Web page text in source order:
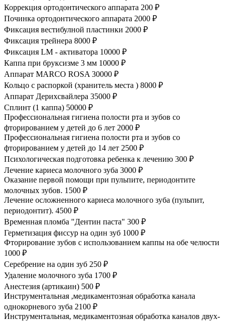
Коррекция ортодонтического аппарата 200 ₽
Починка ортодонтического аппарата 2000 ₽
Фиксация вестибулной пластинки 2000 ₽
Фиксация трейнера 8000 ₽
Фиксация LM - активатора 10000 ₽
Каппа при бруксизме 3 мм 10000 ₽
Аппарат MARCO ROSA 30000 ₽
Кольцо с распоркой (хранитель места ) 8000 ₽
Аппарат Дерихсвайлера 35000 ₽
Сплинт (1 каппа) 50000 ₽
Профессиональная гигиена полости рта и зубов со
фторированием у детей до 6 лет 2000 ₽
Профессиональная гигиена полости рта и зубов со
фторированием у детей до 14 лет 2500 ₽
Психологическая подготовка ребенка к лечению 300 ₽
Лечение кариеса молочного зуба 3000 ₽
Оказание первой помощи при пульпите, периодонтите
молочных зубов. 1500 ₽
Лечение осложненного кариеса молочного зуба (пульпит,
периодонтит). 4500 ₽
Временная пломба "Дентин паста" 300 ₽
Герметизация фиссур на один зуб 1000 ₽
Фторирование зубов с использованием каппы на обе челюсти
1000 ₽
Серебрение на один зуб 250 ₽
Удаление молочного зуба 1700 ₽
Анестезия (артикаин) 500 ₽
Инструментальная ,медикаментозная обработка канала
однокорневого зуба 2100 ₽
Инструментальная, медикаментозная обработка каналов двух-